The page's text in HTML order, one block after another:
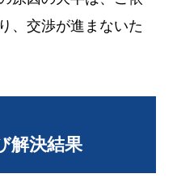
、交渉が進まないた
解決結果